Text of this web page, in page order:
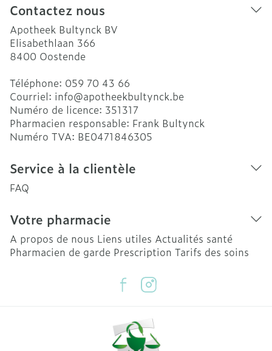
Contactez nous
Apotheek Bultynck BV
Elisabethlaan 366
8400 Oostende
Téléphone: 059 70 43 66
Courriel: info@apotheekbultynck.be
Numéro de licence: 351317
Pharmacien responsable: Frank Bultynck
Numéro TVA: BE0471846305
Service à la clientèle
FAQ
Votre pharmacie
A propos de nous Liens utiles Actualités santé
Pharmacien de garde Prescription Tarifs des soins